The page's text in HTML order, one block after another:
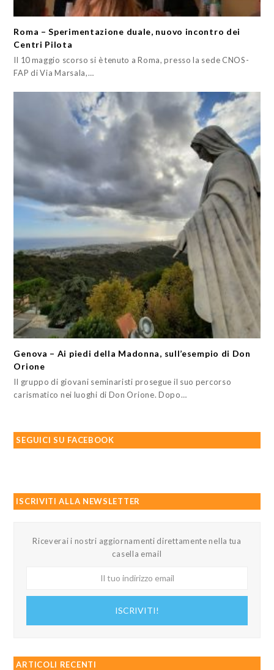
Roma – Sperimentazione duale, nuovo incontro dei
Centri Pilota
Il 10 maggio scorso si è tenuto a Roma, presso la sede CNOS-
FAP di Via Marsala,…
Genova – Ai piedi della Madonna, sull’esempio di Don
Orione
Il gruppo di giovani seminaristi prosegue il suo percorso
carismatico nei luoghi di Don Orione. Dopo…
SEGUICI SU FACEBOOK
ISCRIVITI ALLA NEWSLETTER
Riceverai i nostri aggiornamenti direttamente nella tua
casella email
ISCRIVITI!
ARTICOLI RECENTI